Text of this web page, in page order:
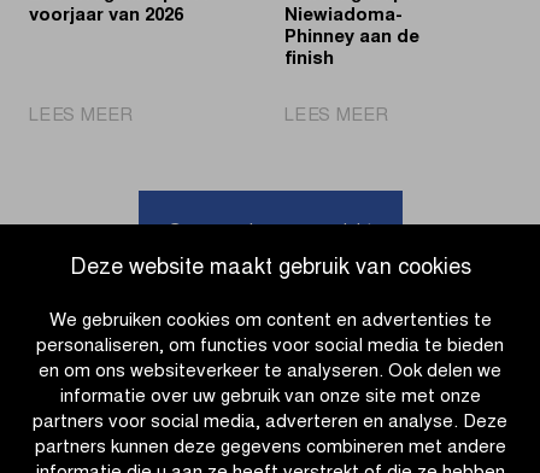
Deze website maakt gebruik van cookies
We gebruiken cookies om content en advertenties te
personaliseren, om functies voor social media te bieden
en om ons websiteverkeer te analyseren. Ook delen we
informatie over uw gebruik van onze site met onze
partners voor social media, adverteren en analyse. Deze
partners kunnen deze gegevens combineren met andere
voorjaar van 2026
LEES MEER
op
van
Niewiadoma-
Phinney aan de
finish
LEES MEER
Niewiadoma-
de